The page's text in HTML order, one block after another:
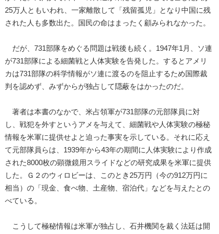
25万人ともいわれ、一家離散して「残留孤児」となり中国に残
された人も多数出た。国民の命はまったく顧みられなかった。
だが、731部隊をめぐる問題は戦後も続く。1947年1月、ソ連
が731部隊による細菌戦と人体実験を告発した。するとアメリ
カは731部隊の科学情報がソ連に渡るのを阻止するため国際裁
判を認めず、みずからが独占して隠蔽をはかったのだ。
著者は本書のなかで、米占領軍が731部隊の元部隊員に対
し、戦犯を外すというアメを与えて、細菌戦や人体実験の極秘
情報を米軍に提供せよと迫った事実を示している。それに応え
て元部隊員らは、1939年から43年の期間に人体実験により作成
された8000枚の顕微鏡用スライドなどの研究成果を米軍に提供
した。Ｇ２のウィロビーは、このとき25万円（今の912万円に
相当）の「現金、食べ物、土産物、宿泊代」などを与えたとの
べている。
こうして極秘情報は米軍が独占し、石井機関を裁く法廷は開